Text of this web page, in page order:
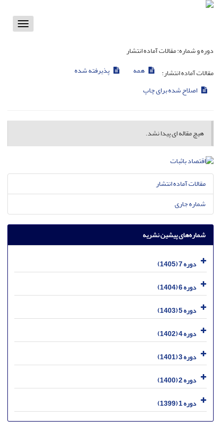
Toggle
دوره و شماره:مقالات آماده انتشار
مقالات آماده انتشار:
همه
پذیرفته شده
اصلاح شده برای چاپ
هیچ مقاله ای پیدا نشد.
مقالات آماده انتشار
شماره جاری
شماره‌های پیشین نشریه
دوره 7 (1405)
دوره 6 (1404)
دوره 5 (1403)
دوره 4 (1402)
دوره 3 (1401)
دوره 2 (1400)
دوره 1 (1399)